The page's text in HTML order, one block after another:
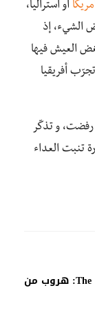
أو أستراليا،
الشيء، إذ
العيش فيها
أفريقيا
رفضت، و تذكّر
تنبت العداء
العميل السري The Secret Agent: هروب من